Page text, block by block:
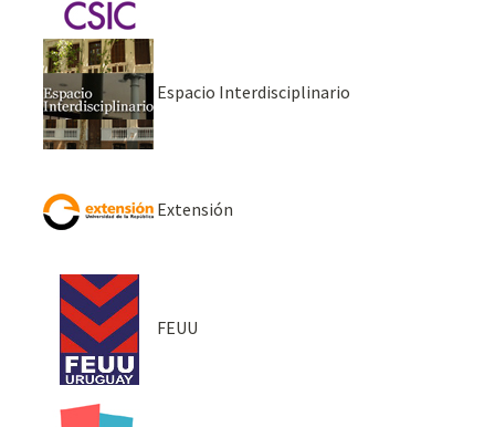
Espacio Interdisciplinario
Extensión
FEUU